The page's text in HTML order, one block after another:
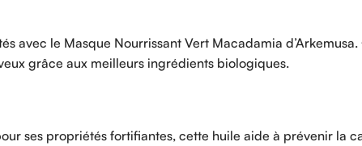
avec le Masque Nourrissant Vert Macadamia
grâce aux meilleurs ingrédients biologiques.
ses propriétés fortifiantes, cette huile aide à prévenir la